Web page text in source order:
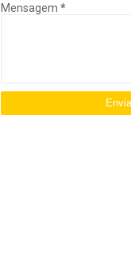
Mensagem *